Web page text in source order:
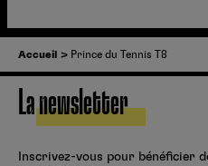
Accueil Prince du Tennis T8
La newsletter
Inscrivez-vous pour bénéficier